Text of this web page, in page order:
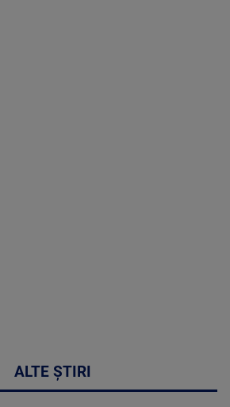
ALTE ȘTIRI